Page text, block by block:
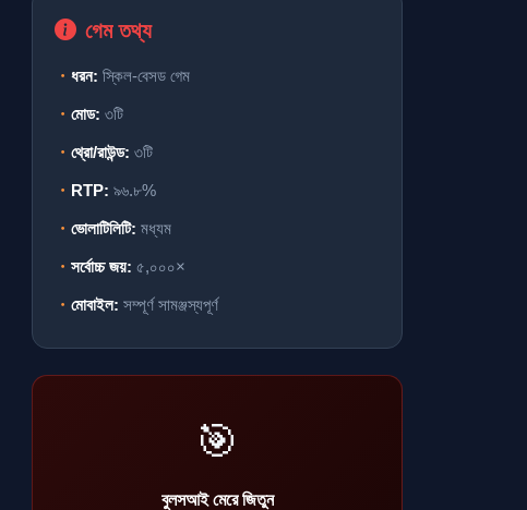
গেম তথ্য
ধরন: স্কিল-বেসড গেম
মোড: ৩টি
থ্রো/রাউন্ড: ৩টি
RTP: ৯৬.৮%
ভোলাটিলিটি: মধ্যম
সর্বোচ্চ জয়: ৫,০০০×
মোবাইল: সম্পূর্ণ সামঞ্জস্যপূর্ণ
🎯
বুলসআই মেরে জিতুন